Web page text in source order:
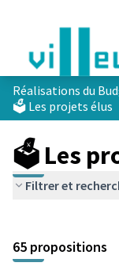
Réalisations du
🗳️ Les projets élus
🗳️ Les
Filtrer et
+
−
65 propositions